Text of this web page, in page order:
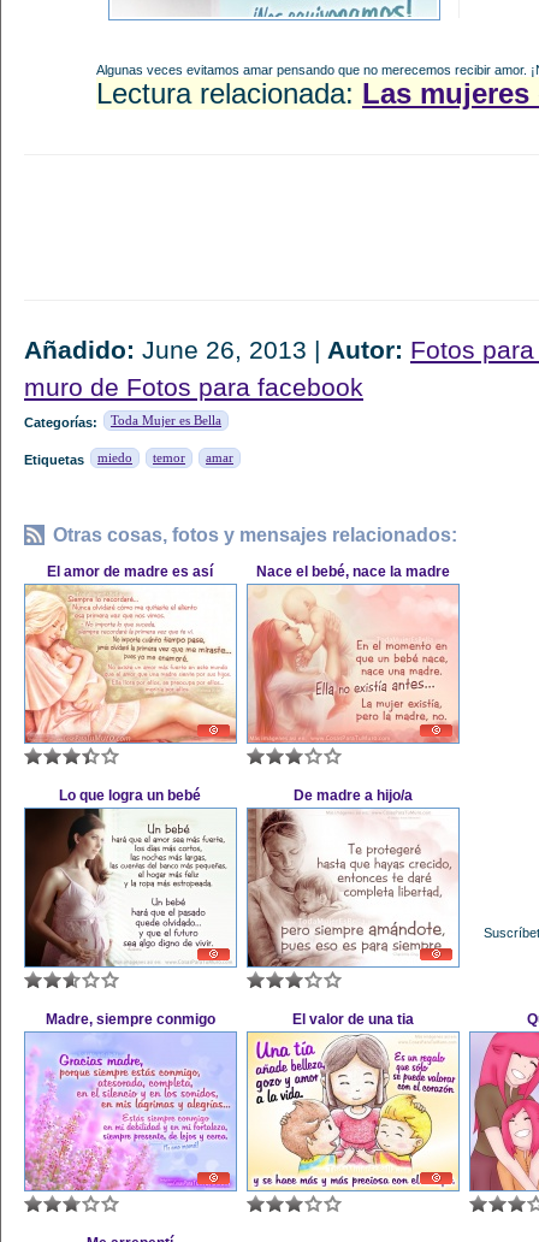
Algunas veces evitamos amar pensando que no merecemos recibir amor.
Lectura relacionada: Las
Añadido: June 26, 2013 | Autor: Fotos
muro de Fotos para facebook
Categorías: Toda Mujer es Bella
Etiquetas miedo temor amar
Otras cosas, fotos y mensajes relacionados:
El amor de madre es así Nace el bebé, nace la madre
Lo que logra un bebé De madre a hijo/a
Madre, siempre conmigo El valor de una tia